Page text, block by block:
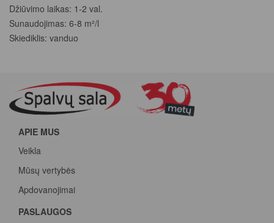
Džiūvimo laikas: 1-2 val.
Sunaudojimas: 6-8 m²/l
Skiediklis: vanduo
APIE MUS
Veikla
Mūsų vertybės
Apdovanojimai
PASLAUGOS